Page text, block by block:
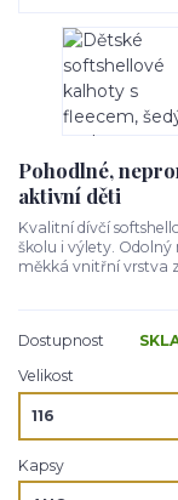
Pohodlné,
aktivní děti
Kvalitní dívčí
školu i výlety.
měkká vnitřní vrstva
Dostupnost
Velikost
Kapsy